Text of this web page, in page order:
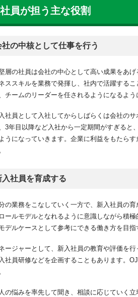
新入社員を育成する
十分なスキルアップができていない
中堅社員を育成できる人材がいない
期待する役割を果たせる中堅社員を育
キャリアの展望を示す
新しいことにチャレンジさせる
員が担う主な役割
社の中核として仕事を行う
層の社員は会社の中心として高い成果をあ
ススキルを業務で発揮し、社内で活躍する
チームのリーダーを任されるようになるよう
社員として入社してからしばらくは会社の
3年目以降など入社から一定期間がすぎる
うになっていきます。企業に利益をもたら
入社員を育成する
の業務をこなしていく一方で、新入社員の
ールモデルとなれるように意識しながら積
デルケースとして参考にできる働き方を目指
ージャーとして、新入社員の教育や評価を
社員研修などを企画することもあります。
の悩みを率先して聞き、相談に応じていく